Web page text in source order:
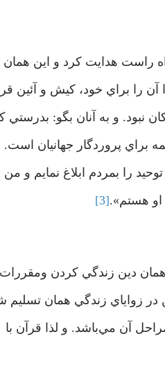
راست هدايت كرد و اين همان
را براي خود، كيش و آئين
نبود. و به آنان بگو: بدرستي
براي پروردگار جهانيان است.
را بمردم ابلاغ نمايم و من
او هستم».[3]
دين زندگي كردن ومقررات
زواياي زندگي همان تسليم
آن مي‌باشد. و لذا قرآن با